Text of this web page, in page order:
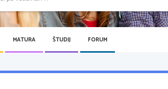
MATURA ŠTUDIJ FORUM